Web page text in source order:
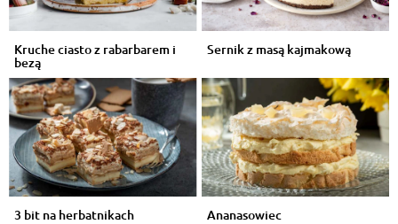
Kruche ciasto z rabarbarem i
bezą
Sernik z masą kajmakową
3 bit na herbatnikach Ananasowiec